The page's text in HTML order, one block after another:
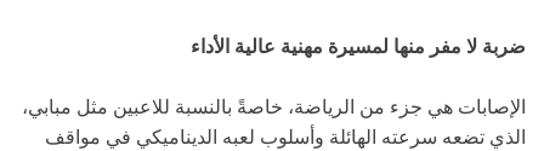
ضربة لا مفر منها لمسيرة مهنية عالية الأداء
الإصابات هي جزء من الرياضة، خاصةً بالنسبة للاعبين مثل مبابي،
الذي تضعه سرعته الهائلة وأسلوب لعبه الديناميكي في مواقف